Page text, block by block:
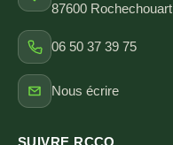
87600 Rochechouart
06 50 37 39 75
Nous écrire